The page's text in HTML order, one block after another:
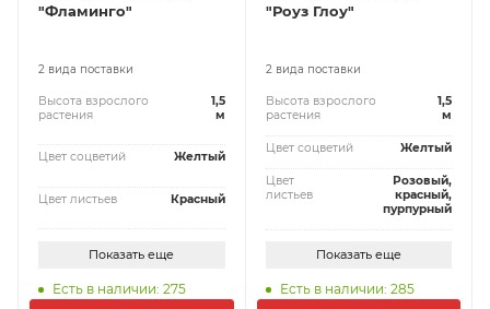
"Фламинго"
2 вида поставки
Высота взрослого
растения
1,5
м
Цвет соцветий Желтый
Цвет листьев Красный
Показать еще
Есть в наличии: 275
"Рoуз Глоу"
2 вида поставки
Высота взрослого
растения
1,5
м
Цвет соцветий Желтый
Цвет
листьев
Розовый,
красный,
пурпурный
Показать еще
Есть в наличии: 285